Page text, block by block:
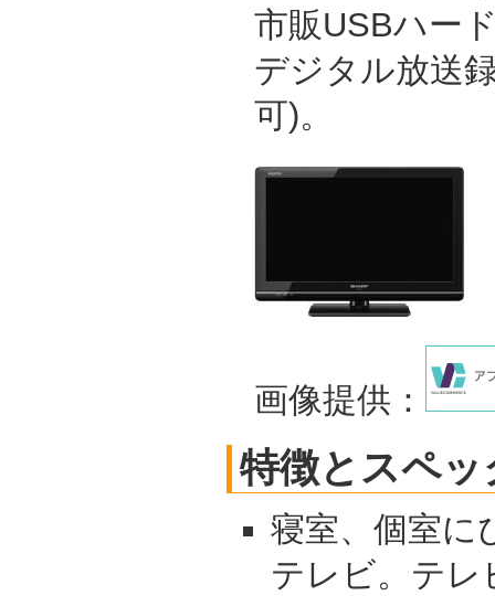
市販USBハー
デジタル放送
可)。
画像提供：
特徴とスペッ
寝室、個室に
テレビ。テレ